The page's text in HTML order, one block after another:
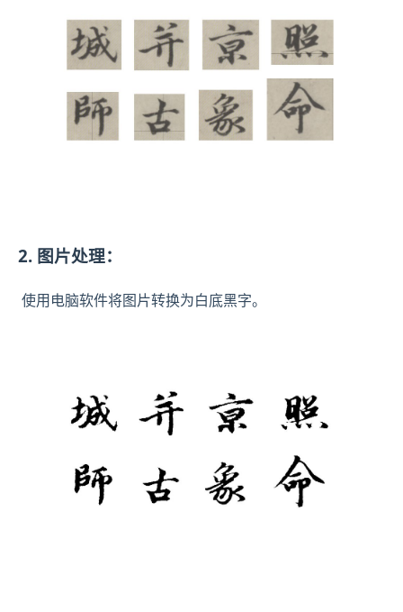
2. 图片处理：
使用电脑软件将图片转换为白底黑字。